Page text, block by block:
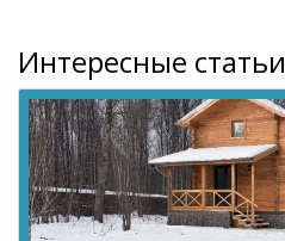
Интересные статьи